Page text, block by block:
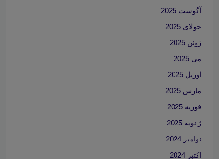
آگوست 2025
جولای 2025
ژوئن 2025
می 2025
آوریل 2025
مارس 2025
فوریه 2025
ژانویه 2025
نوامبر 2024
اکتبر 2024